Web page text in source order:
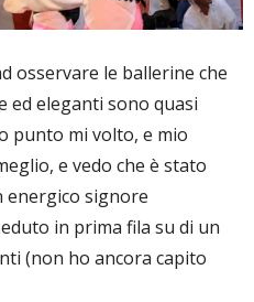
osservare le ballerine che
ed eleganti sono quasi
punto mi volto, e mio
e vedo che è stato
energico signore
in prima fila su di un
(non ho ancora capito